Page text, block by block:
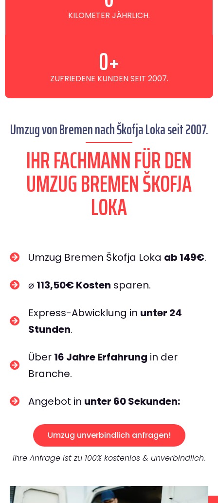
KILOMETER JÄHRLICH.
ZUFRIEDENE KUNDEN SEIT 2007.
0+
Umzug von Bremen nach Škofja Loka seit 2007.
IHR FACHMANN FÜR DEN
UMZUG BREMEN ŠKOFJA
LOKA
Umzug Bremen Škofja Loka ab 149€.
⌀ 113,50€ Kosten sparen.
Express-Abwicklung in unter 24
Stunden.
Über 16 Jahre Erfahrung in der
Branche.
Angebot in unter 60 Sekunden:
Umzug unverbindlich anfragen!
Ihre Anfrage ist zu 100% kostenlos & unverbindlich.